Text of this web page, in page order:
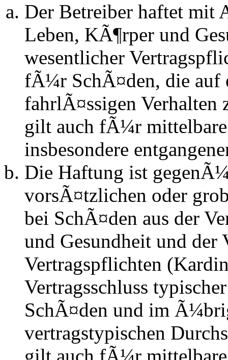
Der Betreiber haftet mit
Leben, KÃ¶rper und
wesentlicher
fÃ¼r SchÃ¤den, die auf
fahrlÃ¤ssigen
gilt auch fÃ¼r
insbesondere
Die Haftung ist
vorsÃ¤tzlichen oder
bei SchÃ¤den aus der
und Gesundheit und der
Vertragspflichten
Vertragsschluss
SchÃ¤den und im
vertragstypischen